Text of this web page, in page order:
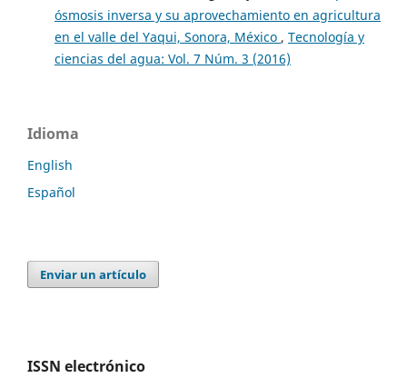
ósmosis inversa y su aprovechamiento en agricultura
en el valle del Yaqui, Sonora, México , Tecnología y
ciencias del agua: Vol. 7 Núm. 3 (2016)
Idioma
English
Español
Enviar un artículo
ISSN electrónico